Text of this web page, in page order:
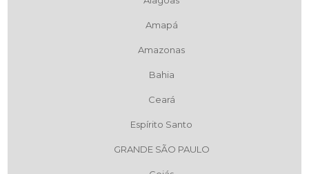
Amapá
Amazonas
Bahia
Ceará
Espírito Santo
GRANDE SÃO PAULO